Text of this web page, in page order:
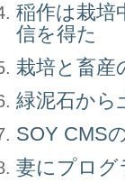
稲作は栽培
信を得た
栽培と畜産
緑泥石から
SOY CMS
妻にプログ